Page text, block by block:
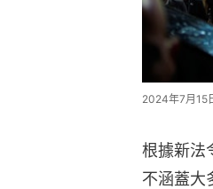
2024年7月15
根據新法
不涵蓋大